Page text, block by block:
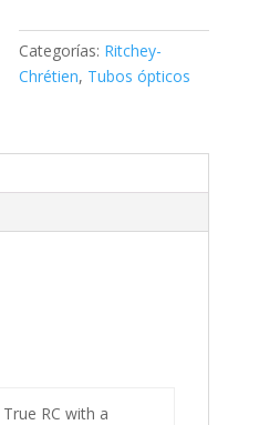
tubo
abierto
y
cantidad
Categorías: Ritchey-
Chrétien, Tubos ópticos
True RC with a